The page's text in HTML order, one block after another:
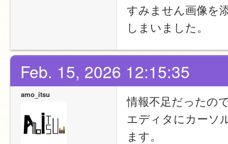
すみません画像を
しまいました。
Feb. 15, 2026 12:15:35
amo_itsu
情報不足だったの
エディタにカーソ
ます。